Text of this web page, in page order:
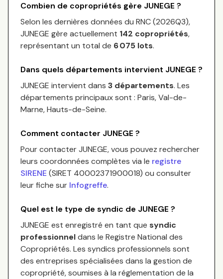
Combien de copropriétés gère JUNEGE ?
Selon les dernières données du RNC (2026Q3),
JUNEGE gère actuellement 142 copropriétés,
représentant un total de 6 075 lots.
Dans quels départements intervient JUNEGE ?
JUNEGE intervient dans 3 départements. Les
départements principaux sont : Paris, Val-de-
Marne, Hauts-de-Seine.
Comment contacter JUNEGE ?
Pour contacterJUNEGE, vous pouvez rechercher
leurs coordonnées complètes via le registre
SIRENE (SIRET 40002371900018) ou consulter
leur fiche sur Infogreffe.
Quel est le type de syndic de JUNEGE ?
JUNEGE est enregistré en tant que syndic
professionneldans le Registre National des
Copropriétés. Les syndics professionnels sont
des entreprises spécialisées dans la gestion de
copropriété, soumises à la réglementation de la